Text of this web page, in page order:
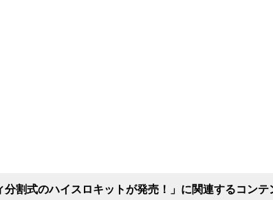
分割式のハイスロキットが発売！」に関連するコンテ